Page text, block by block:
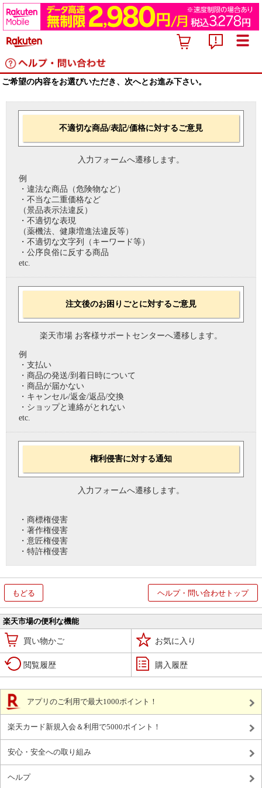
ご希望の内容をお選びいただき、次へとお進み下さい。
不適切な商品/表記/価格に対するご意見
入力フォームへ遷移します。
例
・違法な商品（危険物など）
・不当な二重価格など
（景品表示法違反）
・不適切な表現
（薬機法、健康増進法違反等）
・不適切な文字列（キーワード等）
・公序良俗に反する商品
etc.
注文後のお困りごとに対するご意見
楽天市場 お客様サポートセンターへ遷移します。
例
・支払い
・商品の発送/到着日時について
・商品が届かない
・キャンセル/返金/返品/交換
・ショップと連絡がとれない
etc.
権利侵害に対する通知
入力フォームへ遷移します。
・商標権侵害
・著作権侵害
・意匠権侵害
・特許権侵害
もどる ヘルプ・問い合わせトップ
楽天市場の便利な機能
買い物かご お気に入り
閲覧履歴 購入履歴
アプリのご利用で最大1000ポイント！
楽天カード新規入会＆利用で5000ポイント！
安心・安全への取り組み
ヘルプ